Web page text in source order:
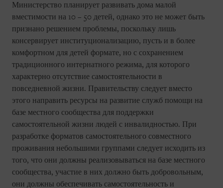
Министерство планирует развивать дома малой
вместимости на 10 – 50 детей, однако это не может быть
признано решением проблемы, поскольку лишь
консервирует институционализацию, пусть и в более
комфортном для детей формате, но с сохранением
традиционного интернатного режима, для которого
характерно отсутствие самостоятельности в
повседневной жизни. Правительству следует вместо
этого направить ресурсы на развитие служб помощи на
базе местного сообщества для поддержки
самостоятельной жизни людей с инвалидностью. При
разработке форматов самостоятельного совместного
проживания небольшими группами следует исходить из
того, что они должны реализовываться на базе местного
сообщества, участие в них должно быть добровольным,
они должны обеспечивать самостоятельность и